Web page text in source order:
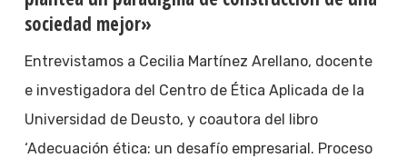
sociedad mejor»
Entrevistamos a Cecilia Martínez Arellano, docente
e investigadora del Centro de Ética Aplicada de la
Universidad de Deusto, y coautora del libro
‘Adecuación ética: un desafío empresarial. Proceso